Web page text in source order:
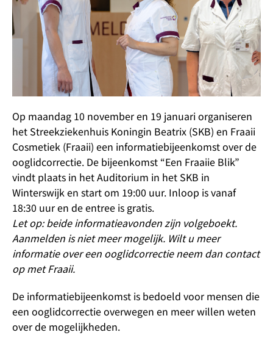
Op maandag 10 november en 19 januari organiseren
het Streekziekenhuis Koningin Beatrix (SKB) en Fraaii
Cosmetiek (Fraaii) een informatiebijeenkomst over de
ooglidcorrectie. De bijeenkomst “Een Fraaiie Blik”
vindt plaats in het Auditorium in het SKB in
Winterswijk en start om 19:00 uur. Inloop is vanaf
18:30 uur en de entree is gratis.
Let op: beide informatieavonden zijn volgeboekt.
Aanmelden is niet meer mogelijk. Wilt u meer
informatie over een ooglidcorrectie neem dan contact
op met Fraaii.
De informatiebijeenkomst is bedoeld voor mensen die
een ooglidcorrectie overwegen en meer willen weten
over de mogelijkheden.